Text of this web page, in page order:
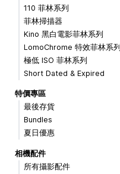
110 菲林系列
菲林掃描器
Kino 黑白電影菲林系列
LomoChrome 特效菲林系列
極低 ISO 菲林系列
Short Dated & Expired
特價專區
最後存貨
Bundles
夏日優惠
相機配件
所有攝影配件